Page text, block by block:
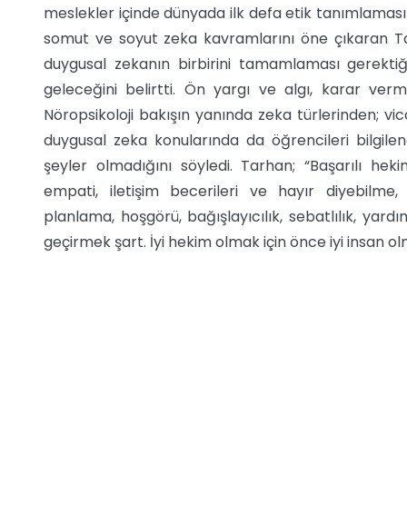
meslekler içinde dünyada ilk defa etik
somut ve soyut zeka kavramlarını öne çıkaran
duygusal zekanın birbirini tamamlaması
geleceğini belirtti. Ön yargı ve algı, karar
Nöropsikoloji bakışın yanında zeka türlerinden;
duygusal zeka konularında da öğrencileri
şeyler olmadığını söyledi. Tarhan; “Başarılı
empati, iletişim becerileri ve hayır
planlama, hoşgörü, bağışlayıcılık, sebatlılık,
geçirmek şart. İyi hekim olmak için önce iyi insan